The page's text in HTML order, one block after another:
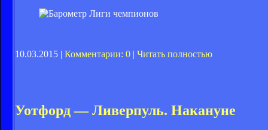
10.03.2015 | Комментарии: 0 | Читать полностью
Уотфорд — Ливерпуль. Накануне